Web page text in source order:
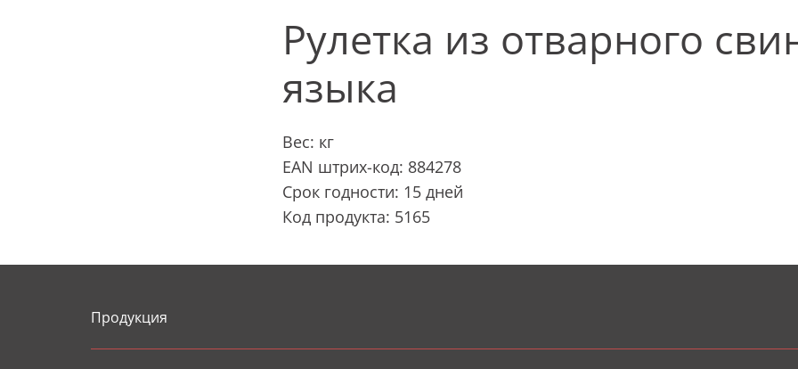
Рулетка из отварного
языка
Вес: кг
EAN штрих-код: 884278
Срок годности: 15 дней
Код продукта: 5165
Продукция